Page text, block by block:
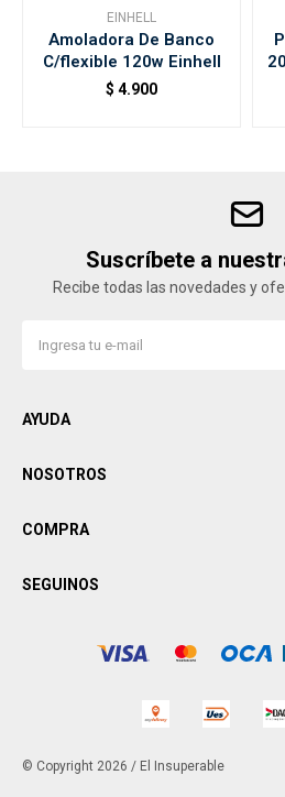
EINHELL
Amoladora De Banco
C/flexible 120w Einhell
$ 4.900
Suscríbete a
Recibe todas las novedades y
AYUDA
NOSOTROS
COMPRA
SEGUINOS
© Copyright 2026 / El Insuperable